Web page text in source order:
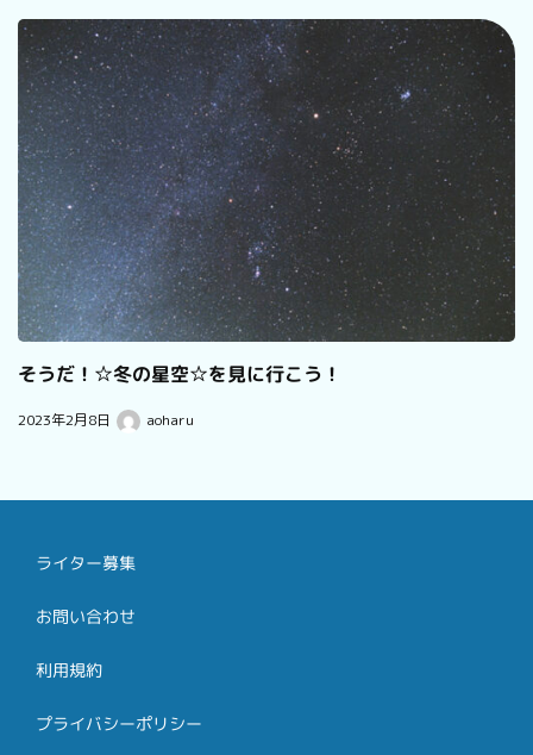
そうだ！☆冬の星空☆を見に行こう！
2023年2月8日 aoharu
ライター募集
お問い合わせ
利用規約
プライバシーポリシー